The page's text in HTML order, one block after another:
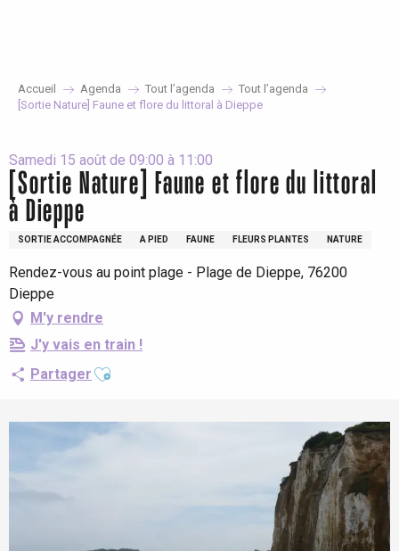
Accueil Agenda Tout l’agenda
Tout l’agenda
[Sortie Nature] Faune et flore du littoral à Dieppe
Samedi 15 août de 09:00 à 11:00
[Sortie Nature] Faune et flore du littoral
à Dieppe
SORTIE ACCOMPAGNÉE A PIED FAUNE FLEURS PLANTES NATURE
Rendez-vous au point plage - Plage de Dieppe, 76200
Dieppe
M'y rendre
J'y vais en train !
Partager Ajouter aux favoris